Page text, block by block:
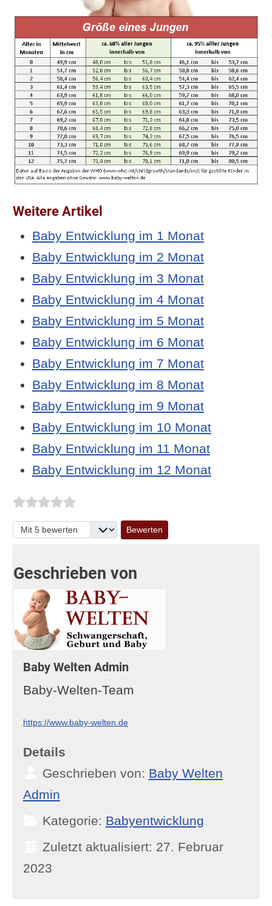
Weitere Artikel
Baby Entwicklung im 1 Monat
Baby Entwicklung im 2 Monat
Baby Entwicklung im 3 Monat
Baby Entwicklung im 4 Monat
Baby Entwicklung im 5 Monat
Baby Entwicklung im 6 Monat
Baby Entwicklung im 7 Monat
Baby Entwicklung im 8 Monat
Baby Entwicklung im 9 Monat
Baby Entwicklung im 10 Monat
Baby Entwicklung im 11 Monat
Baby Entwicklung im 12 Monat
Bitte bewerten
Geschrieben von
Baby Welten Admin
Baby-Welten-Team
https://www.baby-welten.de
Details
Geschrieben von: Baby Welten
Admin
Kategorie: Babyentwicklung
Zuletzt aktualisiert: 27. Februar
2023